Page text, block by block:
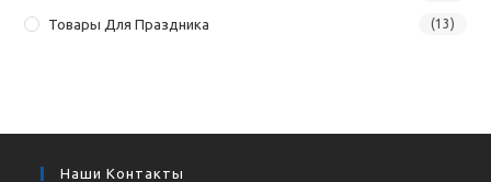
Товары Для Праздника (13)
Наши Контакты